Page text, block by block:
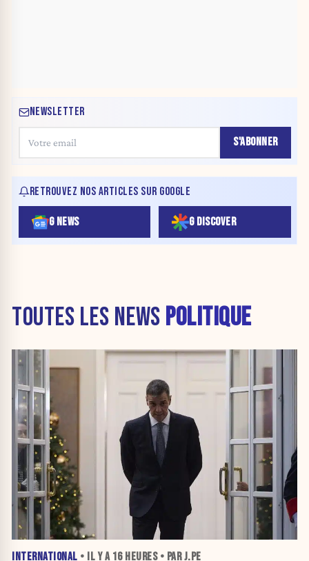
NEWSLETTER
S'ABONNER
RETROUVEZ NOS ARTICLES SUR GOOGLE
G NEWS G DISCOVER
TOUTES LES NEWS POLITIQUE
INTERNATIONAL • IL Y A 16 HEURES• PAR J.PE